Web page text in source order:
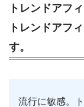
トレンドアフ
トレンドアフ
す。
流行に敏感。